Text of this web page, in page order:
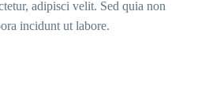
adipisci velit. Sed quia non
incidunt ut labore.